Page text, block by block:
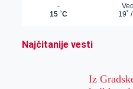
Najčitanije vesti
Iz